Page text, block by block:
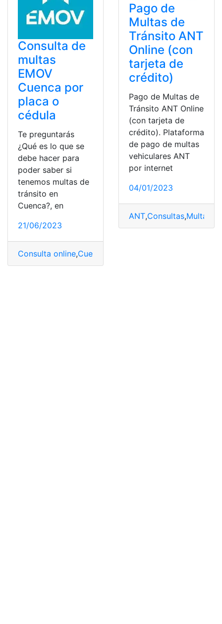
Consulta de
multas
EMOV
Cuenca por
placa o
cédula
Te preguntarás
¿Qué es lo que se
debe hacer para
poder saber si
tenemos multas de
tránsito en
Cuenca?, en
21/06/2023
Consulta online,Cuenca
Pago de
Multas de
Tránsito ANT
Online (con
tarjeta de
crédito)
Pago de Multas de
Tránsito ANT Online
(con tarjeta de
crédito). Plataforma
de pago de multas
vehiculares ANT
por internet
04/01/2023
ANT,Consultas,Multas